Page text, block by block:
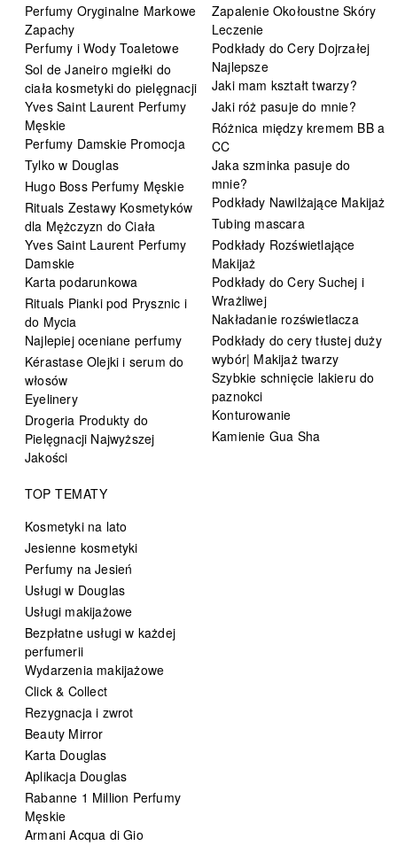
Perfumy Oryginalne Markowe
Zapachy
Perfumy i Wody Toaletowe
Sol de Janeiro mgiełki do
ciała kosmetyki do pielęgnacji
Yves Saint Laurent Perfumy
Męskie
Perfumy Damskie Promocja
Tylko w Douglas
Hugo Boss Perfumy Męskie
Rituals Zestawy Kosmetyków
dla Mężczyzn do Ciała
Yves Saint Laurent Perfumy
Damskie
Karta podarunkowa
Rituals Pianki pod Prysznic i
do Mycia
Najlepiej oceniane perfumy
Kérastase Olejki i serum do
włosów
Eyelinery
Drogeria Produkty do
Pielęgnacji Najwyższej
Jakości
Zapalenie Okołoustne Skóry
Leczenie
Podkłady do Cery Dojrzałej
Najlepsze
Jaki mam kształt twarzy?
Jaki róż pasuje do mnie?
Różnica między kremem BB a
CC
Jaka szminka pasuje do
mnie?
Podkłady Nawilżające Makijaż
Tubing mascara
Podkłady Rozświetlające
Makijaż
Podkłady do Cery Suchej i
Wrażliwej
Nakładanie rozświetlacza
Podkłady do cery tłustej duży
wybór| Makijaż twarzy
Szybkie schnięcie lakieru do
paznokci
Konturowanie
Kamienie Gua Sha
TOP TEMATY
Kosmetyki na lato
Jesienne kosmetyki
Perfumy na Jesień
Usługi w Douglas
Usługi makijażowe
Bezpłatne usługi w każdej
perfumerii
Wydarzenia makijażowe
Click & Collect
Rezygnacja i zwrot
Beauty Mirror
Karta Douglas
Aplikacja Douglas
Rabanne 1 Million Perfumy
Męskie
Armani Acqua di Gio